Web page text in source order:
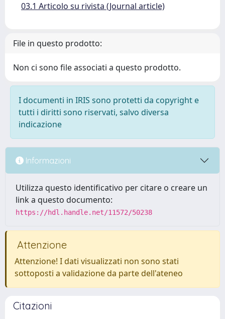
03.1 Articolo su rivista (Journal article)
File in questo prodotto:
Non ci sono file associati a questo prodotto.
I documenti in IRIS sono protetti da copyright e
tutti i diritti sono riservati, salvo diversa
indicazione
Informazioni
Utilizza questo identificativo per citare o creare un
link a questo documento:
https://hdl.handle.net/11572/50238
Attenzione
Attenzione! I dati visualizzati non sono stati
sottoposti a validazione da parte dell'ateneo
Citazioni